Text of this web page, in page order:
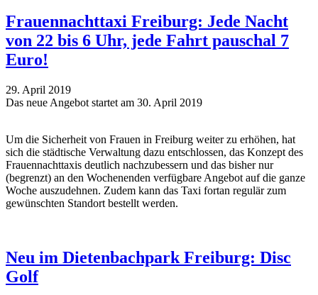
Frauennachttaxi Freiburg: Jede Nacht
von 22 bis 6 Uhr, jede Fahrt pauschal 7
Euro!
29. April 2019
Das neue Angebot startet am 30. April 2019
Um die Sicherheit von Frauen in Freiburg weiter zu erhöhen, hat
sich die städtische Verwaltung dazu entschlossen, das Konzept des
Frauennachttaxis deutlich nachzubessern und das bisher nur
(begrenzt) an den Wochenenden verfügbare Angebot auf die ganze
Woche auszudehnen. Zudem kann das Taxi fortan regulär zum
gewünschten Standort bestellt werden.
Neu im Dietenbachpark Freiburg: Disc
Golf